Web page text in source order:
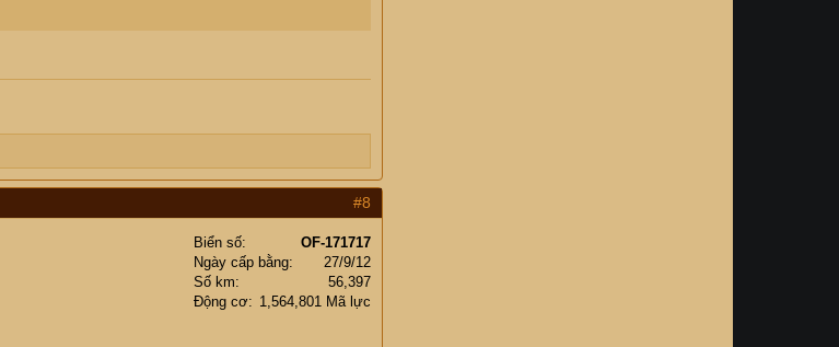
#8
Biển số
OF-171717
Ngày cấp bằng
27/9/12
Số km
56,397
Động cơ
1,564,801 Mã lực